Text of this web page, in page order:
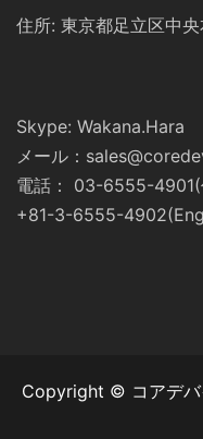
住所: 東京都足立区中
Skype: Wakana.Hara
メール：
電話： 03-6555-4901(
+81-3-6555-
Copyright © コアデバ